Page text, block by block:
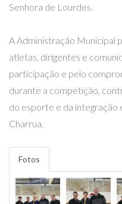
Senhora de Lourdes.
A Administração Municipal
atletas, dirigentes e
participação e pelo
durante a competição,
do esporte e da integração
Charrua.
Fotos